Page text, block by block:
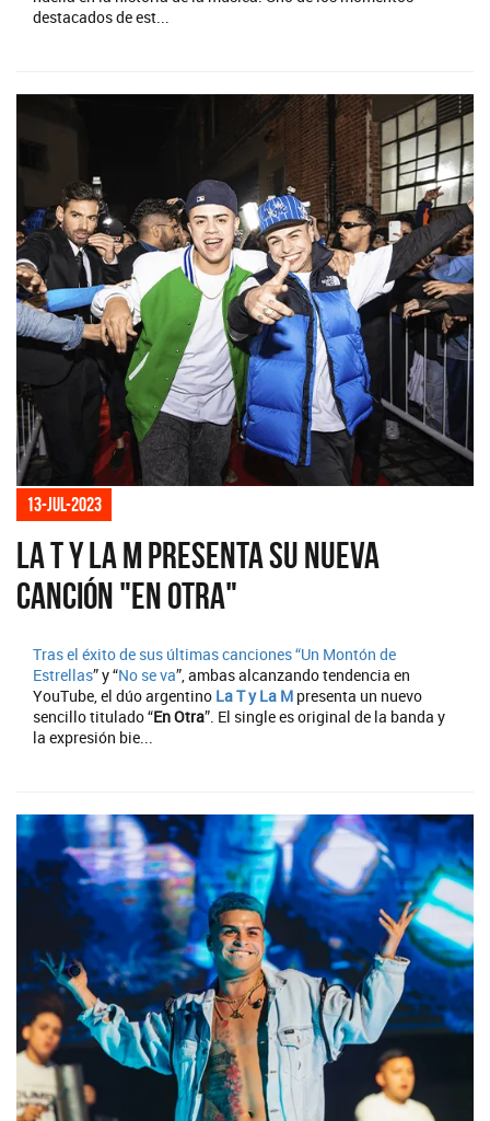
destacados de est...
13-jul-2023
La T y La M presenta su nueva
canción "En otra"
Tras el éxito de sus últimas canciones “Un Montón de
Estrellas” y “No se va”, ambas alcanzando tendencia en
YouTube, el dúo argentino La T y La M presenta un nuevo
sencillo titulado “En Otra”. El single es original de la banda y
la expresión bie...